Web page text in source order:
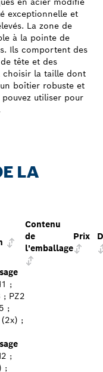
exceptionnelle et
La zone de
à la pointe de
Ils comportent des
tête et des
choisir la taille dont
boîtier robuste et
utiliser pour
LA
Contenu
de
l'emballage
Prix
;
; PZ2
;
;
;
;